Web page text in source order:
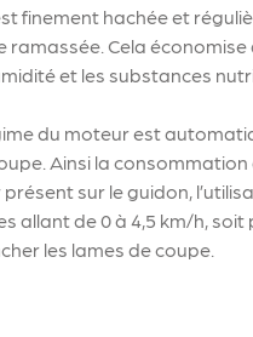
finement hachée et
ramassée. Cela
et les substances
du moteur est
Ainsi la consommation
sur le guidon,
allant de 0 à 4,5 km/h,
les lames de coupe.